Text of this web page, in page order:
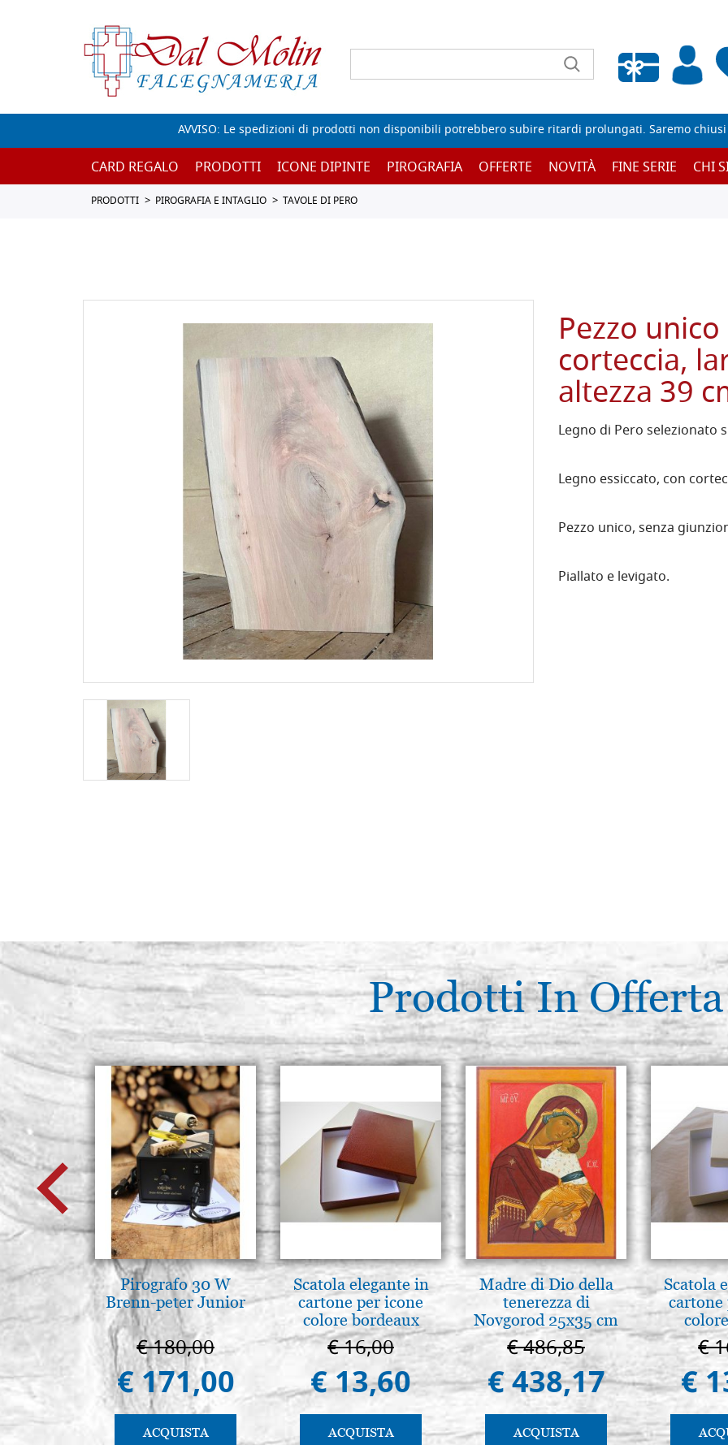
Wishlist vuota
AVVISO: Le spedizioni di prodotti non disponibili potrebbero subire ritardi prolungati. Saremo
CARD REGALO PRODOTTI ICONE DIPINTE PIROGRAFIA OFFERTE NOVITÀ FINE SERIE CHI
PRODOTTI PIROGRAFIA E INTAGLIO TAVOLE DI PERO
Pezzo
corteccia,
altezza 39
Legno di Pero selezionato
Legno essiccato, con
Pezzo unico, senza
Piallato e levigato.
Prodotti In Offerta
Pirografo 30 W
Brenn-peter Junior
€ 180,00
€ 171,00
ACQUISTA
Scatola elegante in
cartone per icone
colore bordeaux
€ 16,00
€ 13,60
ACQUISTA
Madre di Dio della
tenerezza di
Novgorod 25x35 cm
€ 486,85
€ 438,17
ACQUISTA
Scatola
cartone
€
€